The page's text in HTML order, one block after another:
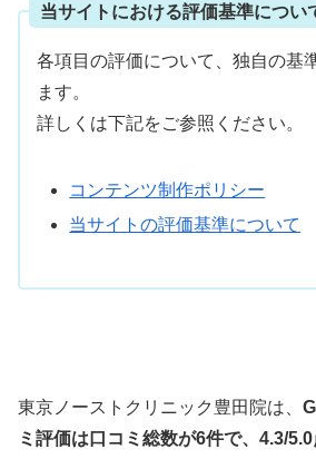
当サイトにおける評価基準につい
各項目の評価について、独自の基
ます。
詳しくは下記をご参照ください。
コンテンツ制作ポリシー
当サイトの評価基準について
東京ノーストクリニック豊田院は、
ミ評価は口コミ総数が6件で、4.3/